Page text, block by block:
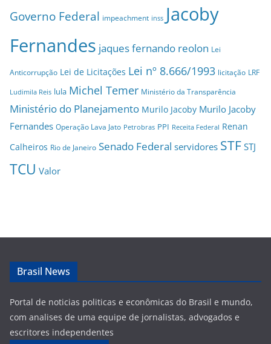
Governo Federal impeachment inss Jacoby
Fernandes jaques fernando reolon Lei
Anticorrupção Lei de Licitações Lei nº 8.666/1993 licitação LRF
Ludimila Reis lula Michel Temer Ministério da Transparência
Ministério do Planejamento Murilo Jacoby Murilo Jacoby
Fernandes Operação Lava Jato Petrobras PPI Receita Federal Renan
Calheiros Rio de Janeiro Senado Federal servidores STF STJ
TCU Valor
Brasil News
Portal de noticias politicas e econômicas do Brasil e mundo,
com analises de uma equipe de jornalistas, advogados e
escritores independentes